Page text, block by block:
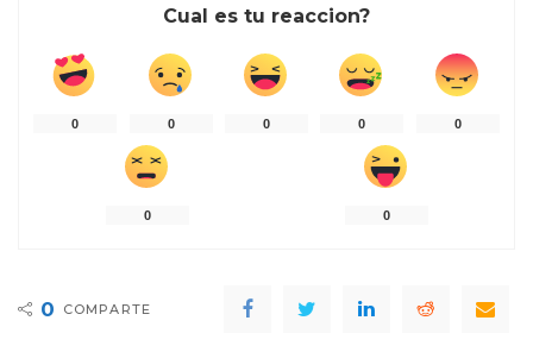
Cual es tu reaccion?
0 0 0 0 0
0 0
0 COMPARTE